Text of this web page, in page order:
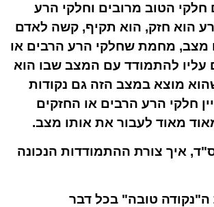
חלקי הטוב מרובים וחלקי הרע
הוא חזק, הוא תקיף, קשה לאדם
מצב, מחמת שחלקי הרע הרבים או
עליו להתמודד עם המצב שבו הוא
מוצא במצב הזה גם נקודות
חלקי הרע הרבים או החזקים
מאוד לעבור את אותו מצב.
איך צורת ההתמודדות הנכונה
ה"נקודה טובה" בכל דבר